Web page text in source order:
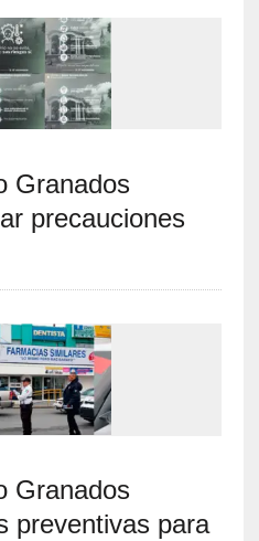
Granados
precauciones
Granados
preventivas para